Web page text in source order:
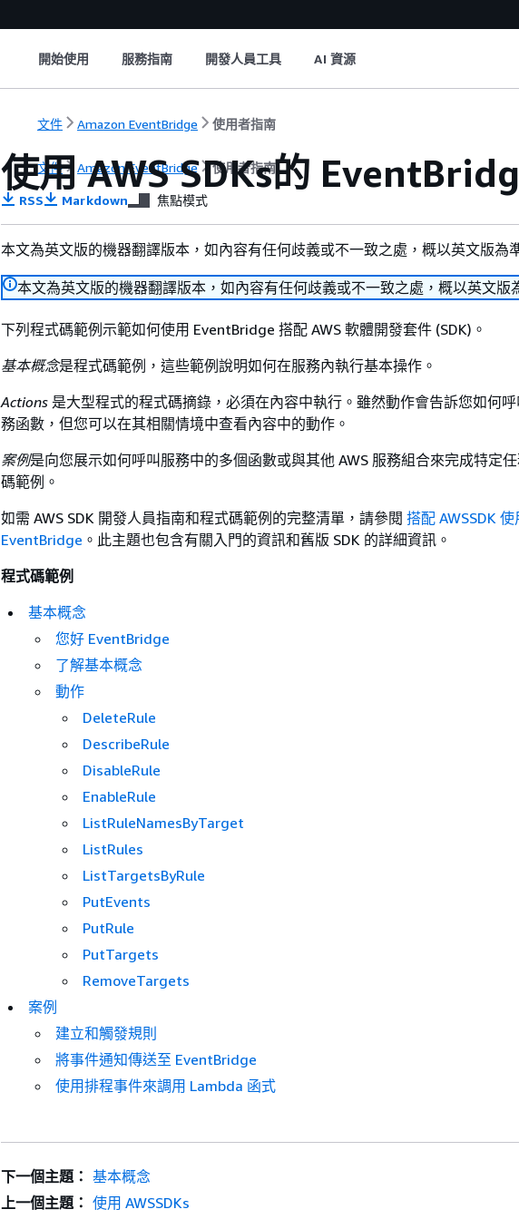
開始使用 服務指南 開發人員工具 AI 資源
文件 Amazon EventBridge 使用者指南
文件 Amazon EventBridge 使用者指南
使用 AWS SDKs的
RSS Markdown 焦點模式
本文為英文版的機器翻譯版本，如內容有任何歧義或不一致之處，概以英文版為
本文為英文版的機器翻譯版本，如內容有任何歧義或不一致之處，概以英文版
下列程式碼範例示範如何使用 EventBridge 搭配 AWS 軟體開發套件 (SDK)。
基本概念是程式碼範例，這些範例說明如何在服務內執行基本操作。
Actions 是大型程式的程式碼摘錄，必須在內容中執行。雖然動作會告訴您如何
務函數，但您可以在其相關情境中查看內容中的動作。
案例是向您展示如何呼叫服務中的多個函數或與其他 AWS 服務組合來完成特定
碼範例。
如需 AWS SDK 開發人員指南和程式碼範例的完整清單，請參閱 搭配 AWSSDK 使
EventBridge 。此主題也包含有關入門的資訊和舊版 SDK 的詳細資訊。
程式碼範例
基本概念
您好 EventBridge
了解基本概念
動作
DeleteRule
DescribeRule
DisableRule
EnableRule
ListRuleNamesByTarget
ListRules
ListTargetsByRule
PutEvents
PutRule
PutTargets
RemoveTargets
案例
建立和觸發規則
將事件通知傳送至 EventBridge
使用排程事件來調用 Lambda 函式
下一個主題： 基本概念
上一個主題： 使用 AWSSDKs